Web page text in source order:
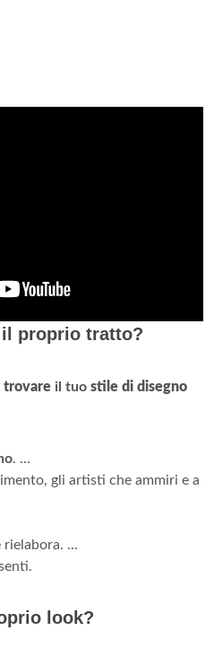
proprio tratto?
trovare il tuo stile di disegno
. ...
gli artisti che ammiri e a
...
look?